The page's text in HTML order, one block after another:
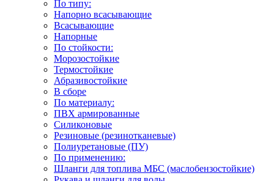
По типу:
Напорно всасывающие
Всасывающие
Напорные
По стойкости:
Морозостойкие
Термостойкие
Абразивостойкие
В сборе
По материалу:
ПВХ армированные
Силиконовые
Резиновые (резинотканевые)
Полиуретановые (ПУ)
По применению:
Шланги для топлива МБС (маслобензостойкие)